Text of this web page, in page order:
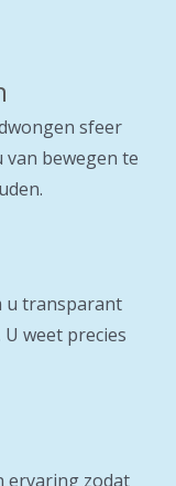
sfeer
bewegen te
u transparant
weet precies
ervaring zodat